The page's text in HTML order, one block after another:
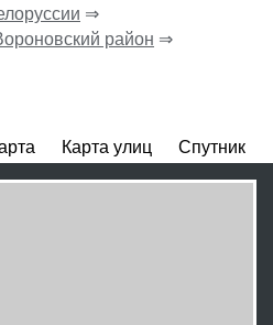
⇒
район ⇒
Карта улиц Спутник